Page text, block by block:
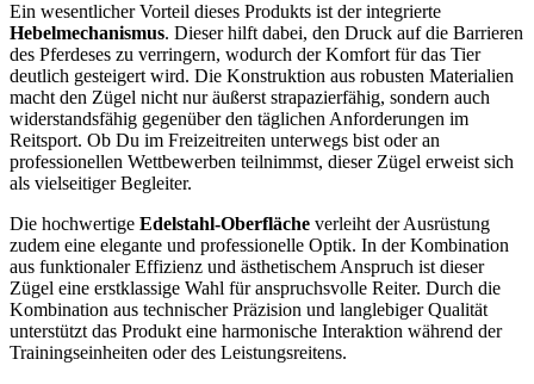
Ein wesentlicher Vorteil dieses Produkts ist der integrierte
Hebelmechanismus. Dieser hilft dabei, den Druck auf die Barrieren
des Pferdeses zu verringern, wodurch der Komfort für das Tier
deutlich gesteigert wird. Die Konstruktion aus robusten Materialien
macht den Zügel nicht nur äußerst strapazierfähig, sondern auch
widerstandsfähig gegenüber den täglichen Anforderungen im
Reitsport. Ob Du im Freizeitreiten unterwegs bist oder an
professionellen Wettbewerben teilnimmst, dieser Zügel erweist sich
als vielseitiger Begleiter.
Die hochwertige Edelstahl-Oberfläche verleiht der Ausrüstung
zudem eine elegante und professionelle Optik. In der Kombination
aus funktionaler Effizienz und ästhetischem Anspruch ist dieser
Zügel eine erstklassige Wahl für anspruchsvolle Reiter. Durch die
Kombination aus technischer Präzision und langlebiger Qualität
unterstützt das Produkt eine harmonische Interaktion während der
Trainingseinheiten oder des Leistungsreitens.